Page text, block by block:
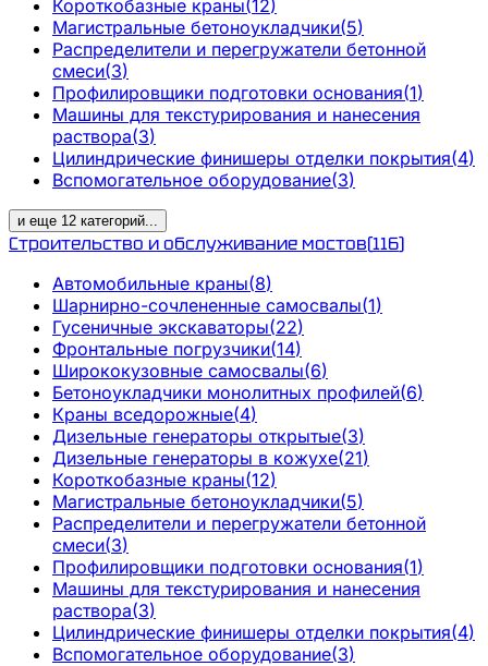
Короткобазные краны(12)
Магистральные бетоноукладчики(5)
Распределители и перегружатели бетонной
смеси(3)
Профилировщики подготовки основания(1)
Машины для текстурирования и нанесения
раствора(3)
Цилиндрические финишеры отделки покрытия(4)
Вспомогательное оборудование(3)
и еще 12 категорий...
Строительство и обслуживание мостов(116)
Автомобильные краны(8)
Шарнирно-сочлененные самосвалы(1)
Гусеничные экскаваторы(22)
Фронтальные погрузчики(14)
Ширококузовные самосвалы(6)
Бетоноукладчики монолитных профилей(6)
Краны вседорожные(4)
Дизельные генераторы открытые(3)
Дизельные генераторы в кожухе(21)
Короткобазные краны(12)
Магистральные бетоноукладчики(5)
Распределители и перегружатели бетонной
смеси(3)
Профилировщики подготовки основания(1)
Машины для текстурирования и нанесения
раствора(3)
Цилиндрические финишеры отделки покрытия(4)
Вспомогательное оборудование(3)